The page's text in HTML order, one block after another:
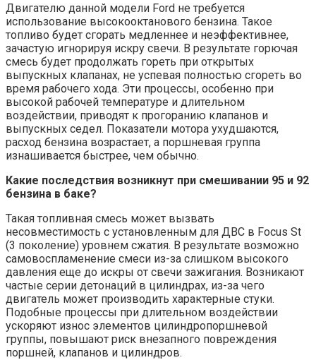
Двигателю данной модели Ford не требуется
использование высокооктанового бензина. Такое
топливо будет сгорать медленнее и неэффективнее,
зачастую игнорируя искру свечи. В результате горючая
смесь будет продолжать гореть при открытых
выпускных клапанах, не успевая полностью сгореть во
время рабочего хода. Эти процессы, особенно при
высокой рабочей температуре и длительном
воздействии, приводят к прогоранию клапанов и
выпускных седел. Показатели мотора ухудшаются,
расход бензина возрастает, а поршневая группа
изнашивается быстрее, чем обычно.
Какие последствия возникнут при смешивании 95 и 92
бензина в баке?
Такая топливная смесь может вызвать
несовместимость с установленным для ДВС в Focus St
(3 поколение) уровнем сжатия. В результате возможно
самовоспламенение смеси из-за слишком высокого
давления еще до искры от свечи зажигания. Возникают
частые серии детонаций в цилиндрах, из-за чего
двигатель может производить характерные стуки.
Подобные процессы при длительном воздействии
ускоряют износ элементов цилиндропоршневой
группы, повышают риск внезапного повреждения
поршней, клапанов и цилиндров.